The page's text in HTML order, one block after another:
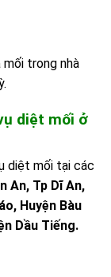
mối trong nhà
diệt mối ở
diệt mối tại các
An, Tp Dĩ An,
Huyện Bàu
Dầu Tiếng.